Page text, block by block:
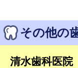
その他の
清水歯科医院